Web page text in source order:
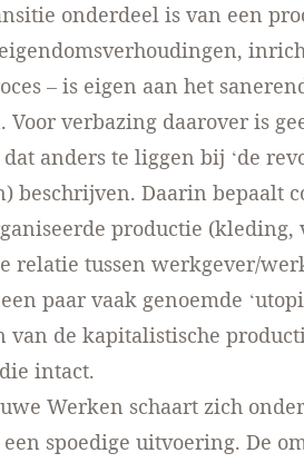
onderdeel is van een
– is eigen aan het
Voor verbazing daarover is
anders te liggen bij ‘de
beschrijven. Daarin bepaalt
productie (kleding,
relatie tussen werkgever/
paar vaak genoemde
van de kapitalistische
intact.
Werken schaart zich
spoedige uitvoering. De